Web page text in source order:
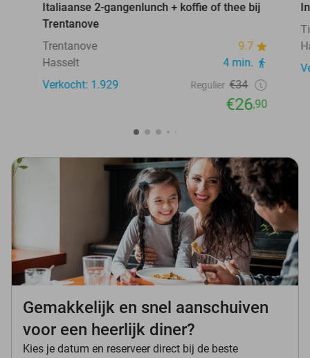
Italiaanse 2-gangenlunch + koffie of thee bij
Trentanove
Trentanove
9.7
Hasselt
4 min.
Verkocht: 1.929
Regulier €34
€26,90
Gemakkelijk en snel aanschuiven
voor een heerlijk diner?
Kies je datum en reserveer direct bij de beste